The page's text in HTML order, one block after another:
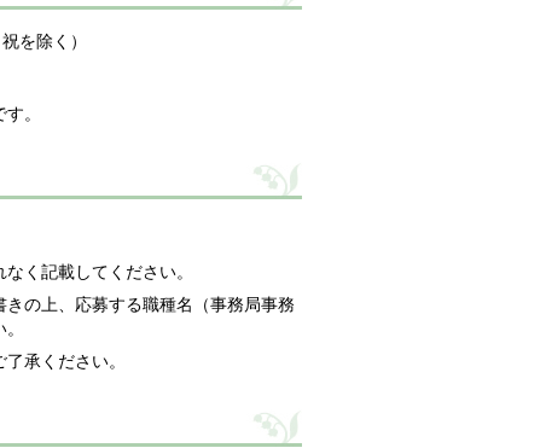
を除く）
。
く記載してください。
の上、応募する職種名（事務局事務
承ください。